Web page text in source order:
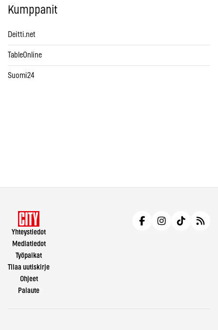
Kumppanit
Deitti.net
TableOnline
Suomi24
Yhteystiedot
Mediatiedot
Työpaikat
Tilaa uutiskirje
Ohjeet
Palaute